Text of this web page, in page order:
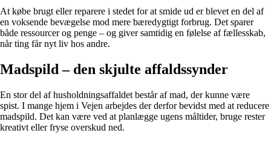
At købe brugt eller reparere i stedet for at smide ud er blevet en del af
en voksende bevægelse mod mere bæredygtigt forbrug. Det sparer
både ressourcer og penge – og giver samtidig en følelse af fællesskab,
når ting får nyt liv hos andre.
Madspild – den skjulte affaldssynder
En stor del af husholdningsaffaldet består af mad, der kunne være
spist. I mange hjem i Vejen arbejdes der derfor bevidst med at reducere
madspild. Det kan være ved at planlægge ugens måltider, bruge rester
kreativt eller fryse overskud ned.